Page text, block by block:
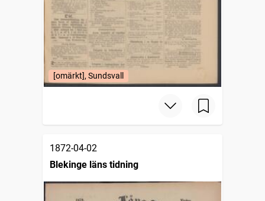
[omärkt], Sundsvall
1872-04-02
Blekinge läns tidning